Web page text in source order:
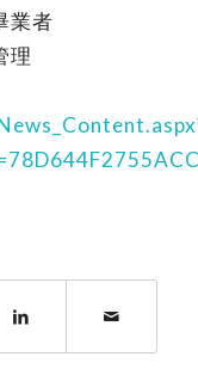
業者
理